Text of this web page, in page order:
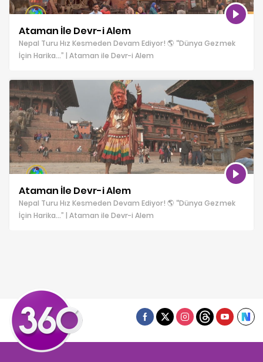
Ataman İle Devr-i Alem
Nepal Turu Hız Kesmeden Devam Ediyor! 🌎 “Dünya Gezmek
İçin Harika…” | Ataman ile Devr-i Alem
Ataman İle Devr-i Alem
Nepal Turu Hız Kesmeden Devam Ediyor! 🌎 “Dünya Gezmek
İçin Harika…” | Ataman ile Devr-i Alem